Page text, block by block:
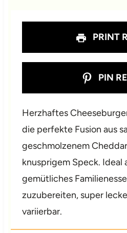
s
s
PRINT
PIN
Herzhaftes
die perfekte Fusion aus
geschmolzenem
knusprigem Speck. Ideal
gemütliches
zuzubereiten, super
variierbar.